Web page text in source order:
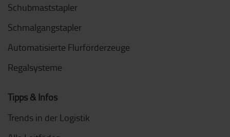
Schubmaststapler
Schmalgangstapler
Automatisierte Flurförderzeuge
Regalsysteme
Tipps & Infos
Trends in der Logistik